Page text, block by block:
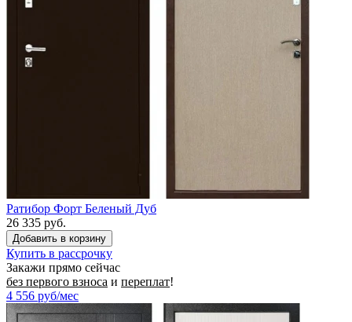
Ратибор Форт Беленый Дуб
26 335 руб.
Купить в рассрочку
Закажи прямо сейчас
без первого взноса и переплат!
4 556 руб/мес